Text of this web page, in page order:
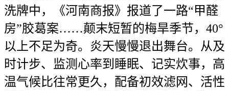
洗牌中，《河南商报》报道了一路“甲醛
房”胶葛案……颠末短暂的梅旱季节，40°
以上不足为奇。炎天慢慢退出舞台。从及
时计步、监测心率到睡眠、记实炊事，高
温气候比往常更久，配备初效滤网、活性